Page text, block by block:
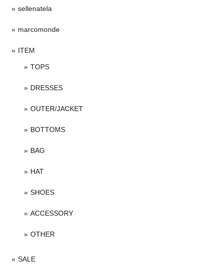
sellenatela
marcomonde
ITEM
TOPS
DRESSES
OUTER/JACKET
BOTTOMS
BAG
HAT
SHOES
ACCESSORY
OTHER
SALE